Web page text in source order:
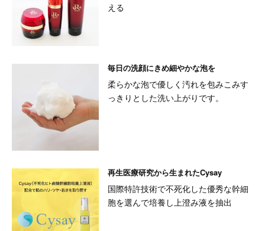
える
毎日の洗顔にきめ細やかな泡を
柔らかな泡で優しく汚れを包みこみす
っきりとした洗い上がりです。
再生医療研究から生まれたCysay
国際特許技術で不死化した優秀な幹細
胞を選んで培養し上澄み液を抽出